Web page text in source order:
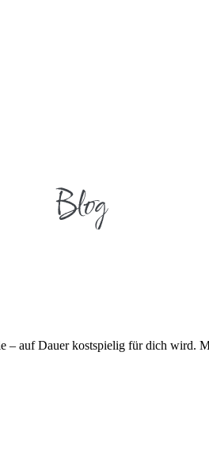
Blog
– auf Dauer kostspielig für dich